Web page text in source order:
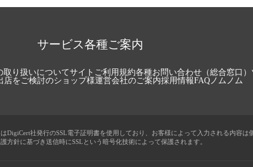
サービス各種ご案内
取り扱いについてサイトご利用規約各種お問い合わせ（総合窓口）
店をご検討のショップ様運営会社のご案内採用情報FAQノムノム
DigiCert社発行のSSL電子証明書を使用しており、お客様によって入力される内容は
方針に基づき送信時にSSLという暗号化技術によって保護されます。